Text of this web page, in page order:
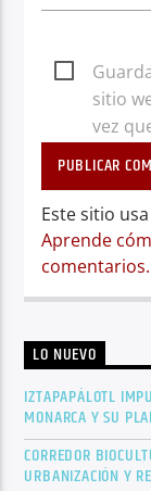
sitio
vez
Este sitio
Aprende
comentarios.
LO NUEVO
IZTAPAPÁLOTL
MONARCA Y SU
CORREDOR
URBANIZACIÓN Y